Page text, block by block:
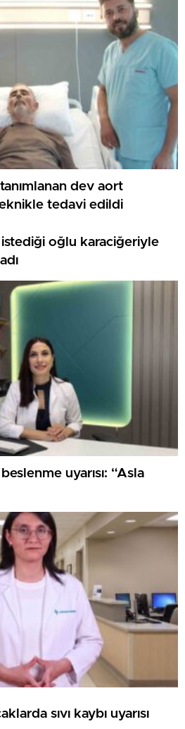
dev aort
tedavi edildi
oğlu karaciğeriyle
uyarısı: “Asla
sıvı kaybı uyarısı